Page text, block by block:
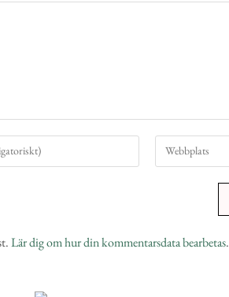
Lär dig om hur din kommentarsdata bearbetas.